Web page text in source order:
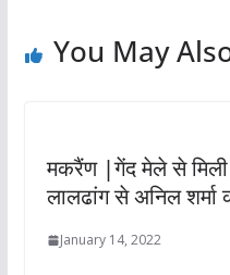
You May
मकरैंण |गेंद मेले से मिली
लालढांग से अनिल शर्मा
January 14, 2022